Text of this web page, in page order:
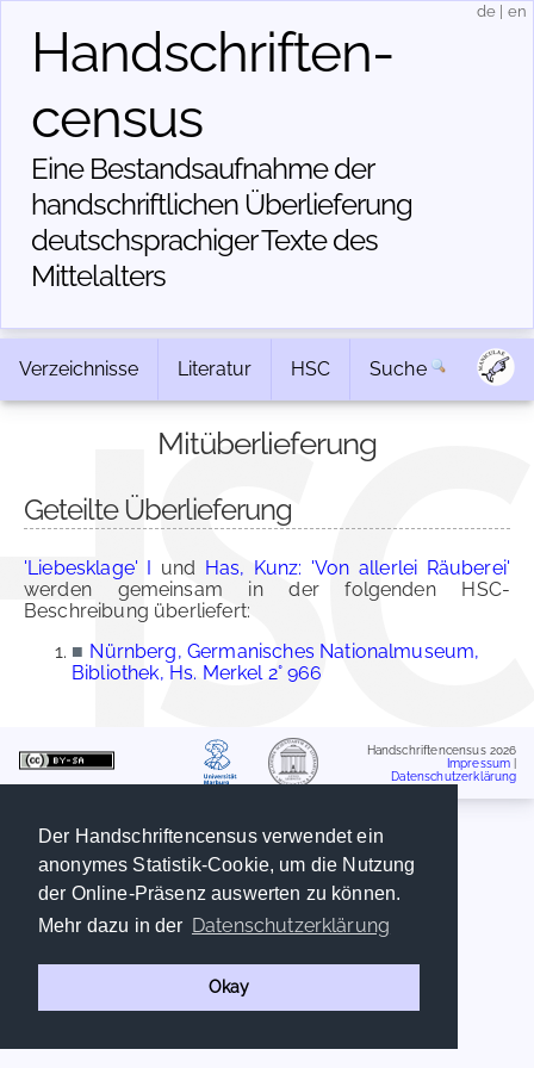
Der Handschriftencensus verwendet ein
anonymes Statistik-Cookie, um die Nutzung
der Online-Präsenz auswerten zu können.
Mehr dazu in der Datenschutzerklärung
Okay
Handschriften­
census
Eine Bestandsaufnahme der
handschriftlichen Über­lieferung
deutschsprachiger Texte des
Mittelalters
de en
Verzeichnisse Literatur HSC Suche
Mitüberlieferung
Geteilte Überlieferung
'Liebesklage' I und Has, Kunz: 'Von allerlei Räuberei'
werden gemeinsam in der folgenden HSC-
Beschreibung überliefert:
■ Nürnberg, Germanisches Nationalmuseum,
Bibliothek, Hs. Merkel 2° 966
Handschriftencensus 2026
Impressum
Datenschutzerklärung